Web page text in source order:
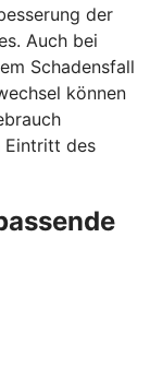
der
Auch bei
Schadensfall
können
Eintritt des